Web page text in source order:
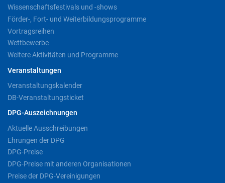
Wissenschaftsfestivals und -shows
Förder-, Fort- und Weiterbildungsprogramme
Vortragsreihen
Wettbewerbe
Weitere Aktivitäten und Programme
Veranstaltungen
Veranstaltungskalender
DB-Veranstaltungsticket
DPG-Auszeichnungen
Aktuelle Ausschreibungen
Ehrungen der DPG
DPG-Preise
DPG-Preise mit anderen Organisationen
Preise der DPG-Vereinigungen